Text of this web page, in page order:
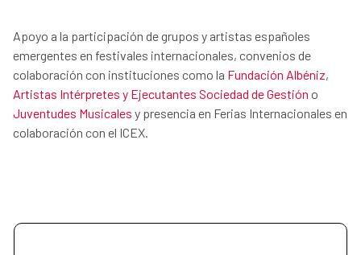
Apoyo a la participación de grupos y artistas españoles
emergentes en festivales internacionales, convenios de
colaboración con instituciones como la Fundación Albéniz,
Artistas Intérpretes y Ejecutantes Sociedad de Gestión o
Juventudes Musicales y presencia en Ferias Internacionales en
colaboración con el ICEX.